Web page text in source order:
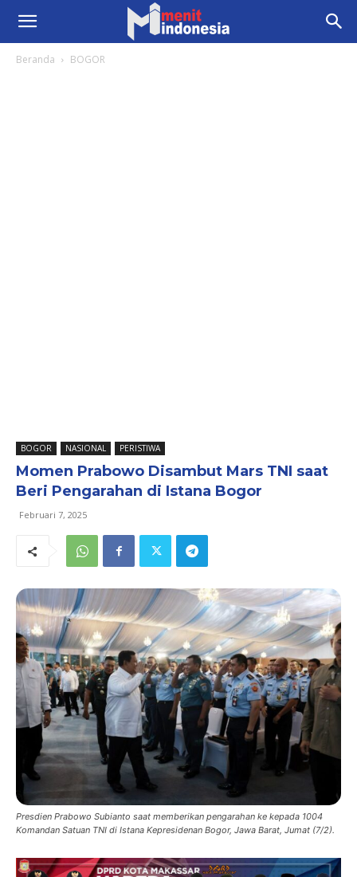
Beranda BOGOR
BOGOR NASIONAL PERISTIWA
Momen Prabowo Disambut Mars TNI saat
Beri Pengarahan di Istana Bogor
Februari 7, 2025
Presdien Prabowo Subianto saat memberikan pengarahan ke kepada 1004
Komandan Satuan TNI di Istana Kepresidenan Bogor, Jawa Barat, Jumat (7/2).